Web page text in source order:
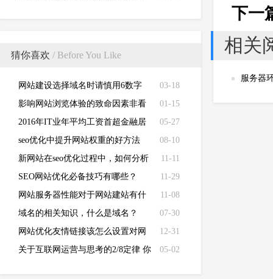
猜你喜欢 / Before You Like
03-18
网站建设选择域名时请慎用6数字
com域名！
01-15
影响网站浏览体验的致命因素非看
不可
05-27
2016年IT业年平均工资首超金融居
首位！人均超12万！
08-10
seo优化中提升网站权重的好方法
11-11
新网站在seo优化过程中，如何分析
影响排名的因素？
11-29
SEO网站优化必备技巧有哪些？
11-08
网站服务器性能对于网站建站有什
么影响？
07-30
域名的相关知识，什么是域名？
12-31
网站优化友情链接该怎么设置对网
站有利
05-02
关于互联网运营与思考的2/8定律 你
下一
相关
服务器